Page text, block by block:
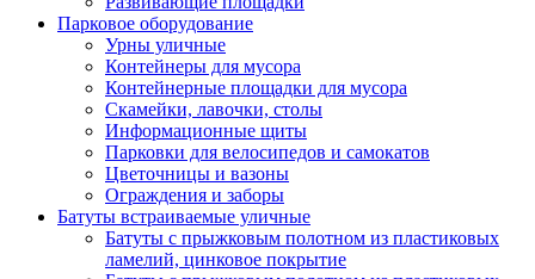
Парковое оборудование
Урны уличные
Контейнеры для мусора
Контейнерные площадки для мусора
Скамейки, лавочки, столы
Информационные щиты
Парковки для велосипедов и самокатов
Цветочницы и вазоны
Ограждения и заборы
Батуты встраиваемые уличные
Батуты с прыжковым полотном из пластиковых
ламелий, цинковое покрытие